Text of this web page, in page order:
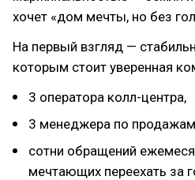
хочет «дом мечты, но без
На первый взгляд —
которым стоит уверенная
3 оператора колл-центра,
3 менеджера по
сотни обращений
мечтающих переехать за